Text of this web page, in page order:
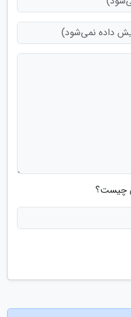
چیست؟